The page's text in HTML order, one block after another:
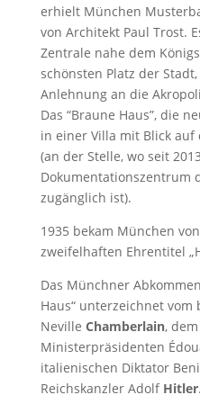
erhielt München
von Architekt Paul Trost.
Zentrale nahe dem
schönsten Platz der
Anlehnung an die
Das “Braune Haus”, die
in einer Villa mit Blick
(an der Stelle, wo seit
Dokumentationszentrum
zugänglich ist).
1935 bekam München
zweifelhaften Ehrentitel
Das Münchner
Haus“ unterzeichnet
Neville Chamberlain,
Ministerpräsidenten
italienischen Diktator
Reichskanzler Adolf Hitler.